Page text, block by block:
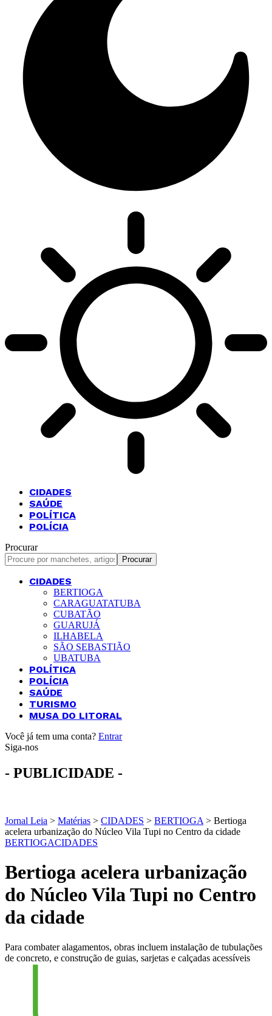
CIDADES
SAÚDE
POLÍTICA
POLÍCIA
Procurar
CIDADES
BERTIOGA
CARAGUATATUBA
CUBATÃO
GUARUJÁ
ILHABELA
SÃO SEBASTIÃO
UBATUBA
POLÍTICA
POLÍCIA
SAÚDE
TURISMO
MUSA DO LITORAL
Você já tem uma conta? Entrar
Siga-nos
- PUBLICIDADE -
Jornal Leia > Matérias > CIDADES > BERTIOGA > Bertioga
acelera urbanização do Núcleo Vila Tupi no Centro da cidade
BERTIOGACIDADES
Bertioga acelera urbanização
do Núcleo Vila Tupi no Centro
da cidade
Para combater alagamentos, obras incluem instalação de tubulações
de concreto, e construção de guias, sarjetas e calçadas acessíveis